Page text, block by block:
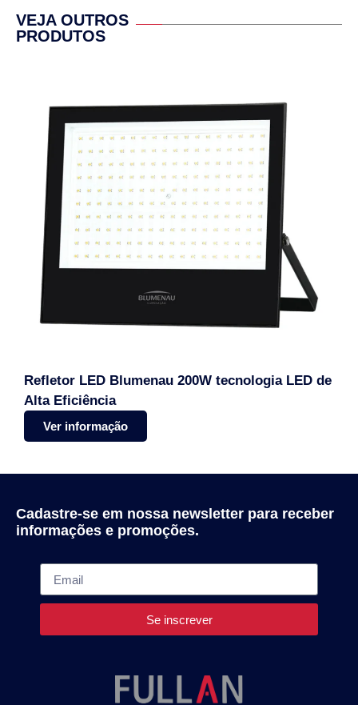
VEJA OUTROS
PRODUTOS
Refletor LED Blumenau 200W tecnologia LED de
Alta Eficiência
Ver informação
Cadastre-se em nossa newsletter para receber
informações e promoções.
Se inscrever